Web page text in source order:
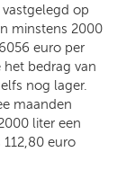
op
minstens 2000
euro per
bedrag van
nog lager.
maanden
liter een
euro